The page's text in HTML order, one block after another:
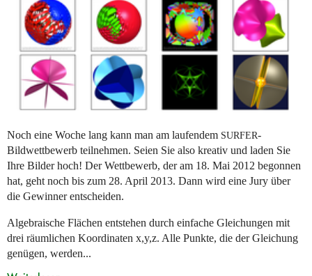
Noch eine Woche lang kann man am laufendem SURFER-
Bildwettbewerb teilnehmen. Seien Sie also kreativ und laden Sie
Ihre Bilder hoch! Der Wettbewerb, der am 18. Mai 2012 begonnen
hat, geht noch bis zum 28. April 2013. Dann wird eine Jury über
die Gewinner entscheiden.
Algebraische Flächen entstehen durch einfache Gleichungen mit
drei räumlichen Koordinaten x,y,z. Alle Punkte, die der Gleichung
genügen, werden...